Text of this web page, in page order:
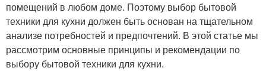
помещений в любом доме. Поэтому выбор бытовой
техники для кухни должен быть основан на тщательном
анализе потребностей и предпочтений. В этой статье мы
рассмотрим основные принципы и рекомендации по
выбору бытовой техники для кухни.